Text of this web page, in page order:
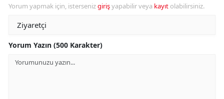
Yorum yapmak için, istersenizgirişyapabilir veya kayıt olabilirsiniz.
Yorum Yazın (500 Karakter)